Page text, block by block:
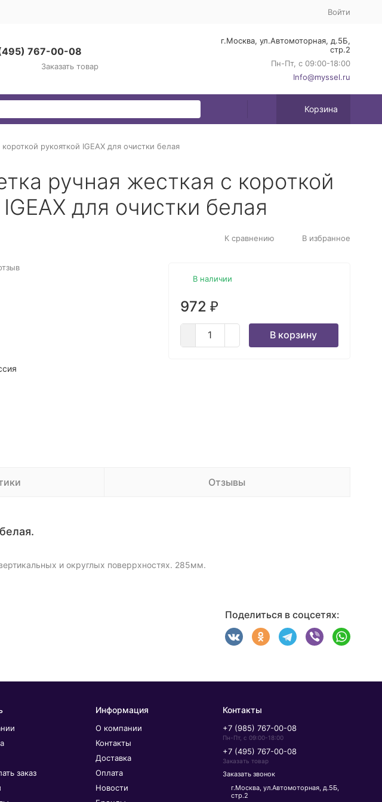
Войти
767-00-08
Заказать товар
г.Москва, ул.Автомоторная, д.5Б,
стр.2
Пн-Пт, с 09:00-18:00
Info@myssel.ru
Корзина
рукояткой IGEAX для очистки белая
ручная жесткая с короткой
для очистки белая
К сравнению В избранное
В наличии
972 ₽
В корзину
Отзывы
и округлых поверрхностях. 285мм.
Поделиться в соцсетях:
заказ
Информация
О компании
Контакты
Доставка
Оплата
Новости
Контакты
+7 (985) 767-00-08
Пн-Пт, с 09:00-18:00
+7 (495) 767-00-08
Заказать товар
Заказать звонок
г.Москва, ул.Автомоторная, д.5Б,
стр.2